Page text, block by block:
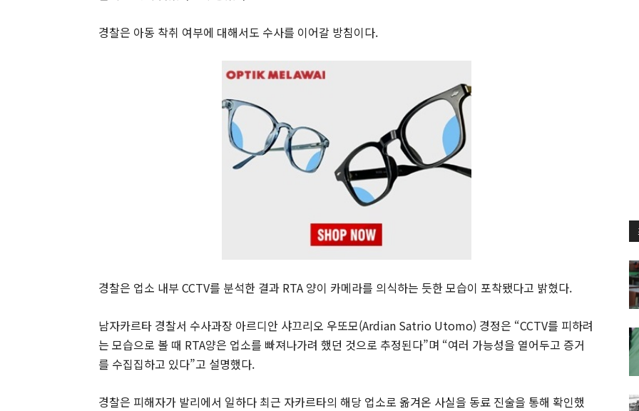
경찰은 아동 착취 여부에 대해서도 수사를 이어갈 방침이다.
경찰은 업소 내부 CCTV를 분석한 결과 RTA 양이 카메라를 의식하는 듯한 모습이 포착됐다고 밝혔다.
남자카르타 경찰서 수사과장 아르디안 샤끄리오 우또모(Ardian Satrio Utomo) 경정은 “CCTV를 피하려
는 모습으로 볼 때 RTA양은 업소를 빠져나가려 했던 것으로 추정된다”며 “여러 가능성을 열어두고 증거
를 수집집하고 있다”고 설명했다.
경찰은 피해자가 발리에서 일하다 최근 자카르타의 해당 업소로 옮겨온 사실을 동료 진술을 통해 확인했